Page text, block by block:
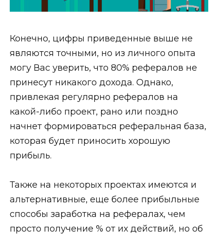
Конечно, цифры приведенные выше не
являются точными, но из личного опыта
могу Вас уверить, что 80% рефералов не
принесут никакого дохода. Однако,
привлекая регулярно рефералов на
какой-либо проект, рано или поздно
начнет формироваться реферальная база,
которая будет приносить хорошую
прибыль.
Также на некоторых проектах имеются и
альтернативные, еще более прибыльные
способы заработка на рефералах, чем
просто получение % от их действий, но об